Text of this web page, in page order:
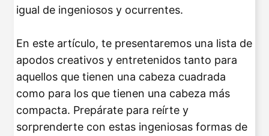
igual de ingeniosos y ocurrentes.
En este artículo, te presentaremos una lista de
apodos creativos y entretenidos tanto para
aquellos que tienen una cabeza cuadrada
como para los que tienen una cabeza más
compacta. Prepárate para reírte y
sorprenderte con estas ingeniosas formas de